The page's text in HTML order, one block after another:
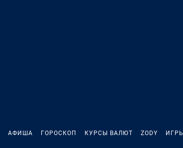
АФИША ГОРОСКОП КУРСЫ ВАЛЮТ ZODY ИГРЫ